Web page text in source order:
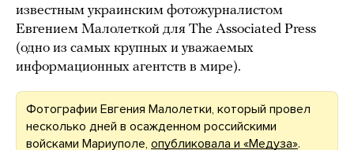
известным украинским фотожурналистом
Евгением Малолеткой для The Associated Press
(одно из самых крупных и уважаемых
информационных агентств в мире).
Фотографии Евгения Малолетки, который провел
несколько дней в осажденном российскими
войсками Мариуполе, опубликовала и «Медуза».